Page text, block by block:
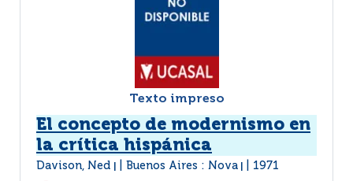
Texto impreso
El concepto de modernismo en
la crítica hispánica
Davison, Ned Buenos Aires : Nova 1971